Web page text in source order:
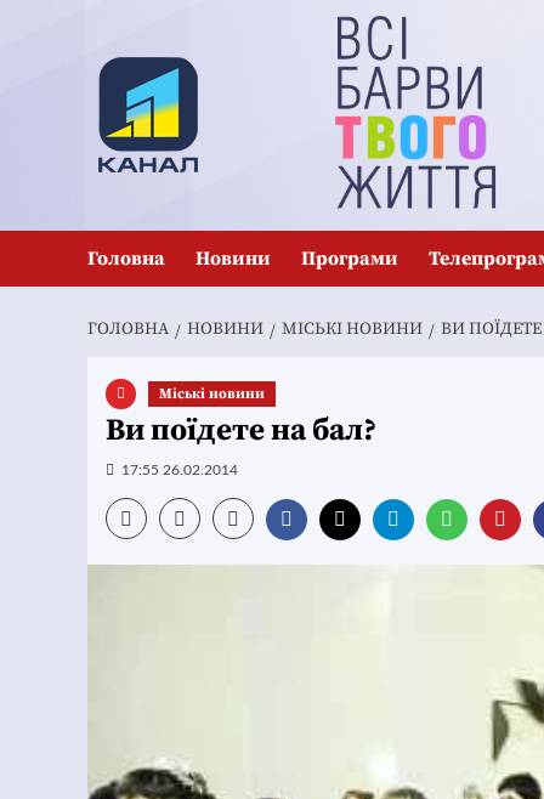
Головна Новини Програми
ГОЛОВНА НОВИНИ MІСЬКІ НОВИНИ ВИ
Mіські новини
Ви поїдете на бал?
17:55 26.02.2014